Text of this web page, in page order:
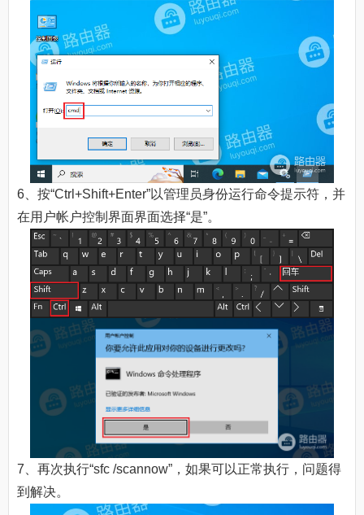
6、按“Ctrl+Shift+Enter”以管理员身份运行命令提示符，并
在用户帐户控制界面界面选择“是”。
7、再次执行“sfc /scannow”，如果可以正常执行，问题得
到解决。